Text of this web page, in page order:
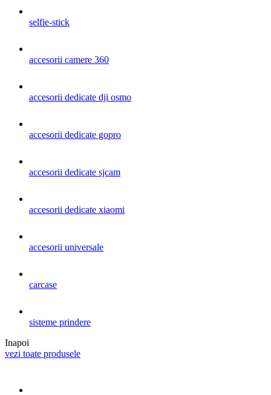
selfie-stick
accesorii camere 360
accesorii dedicate dji osmo
accesorii dedicate gopro
accesorii dedicate sjcam
accesorii dedicate xiaomi
accesorii universale
carcase
sisteme prindere
Inapoi
vezi toate produsele